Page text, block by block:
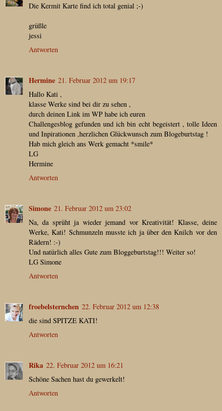
Die Kermit Karte find ich total genial ;-)
grüßle
jessi
Antworten
Hermine 21. Februar 2012 um 19:17
Hallo Kati ,
klasse Werke sind bei dir zu sehen ,
durch deinen Link im WP habe ich euren
Challengesblog gefunden und ich bin echt begeistert , tolle Ideen
und Inpirationen ,herzlichen Glückwunsch zum Blogeburtstag !
Hab mich gleich ans Werk gemacht *smile*
LG
Hermine
Antworten
Simone 21. Februar 2012 um 23:02
Na, da sprüht ja wieder jemand vor Kreativität! Klasse, deine
Werke, Kati! Schmunzeln musste ich ja über den Knilch vor den
Rädern! :-)
Und natürlich alles Gute zum Bloggeburtstag!!! Weiter so!
LG Simone
Antworten
froebelsternchen 22. Februar 2012 um 12:38
die sind SPITZE KATI!
Antworten
Rika 22. Februar 2012 um 16:21
Schöne Sachen hast du gewerkelt!
Antworten